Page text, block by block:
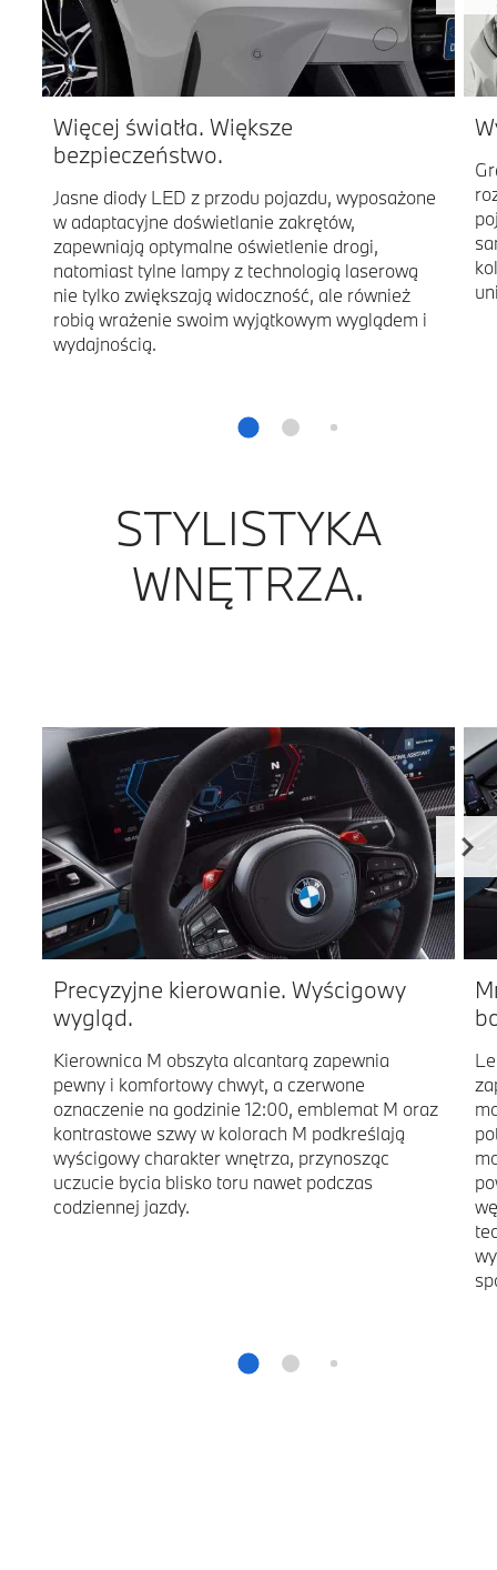
Więcej światła. Większe
bezpieczeństwo.
Jasne diody LED z przodu pojazdu, wyposażone
w adaptacyjne doświetlanie zakrętów,
zapewniają optymalne oświetlenie drogi,
natomiast tylne lampy z technologią laserową
nie tylko zwiększają widoczność, ale również
robią wrażenie swoim wyjątkowym wyglądem i
wydajnością.
STYLISTYKA
WNĘTRZA.
Precyzyjne kierowanie. Wyścigowy
wygląd.
Kierownica M obszyta alcantarą zapewnia
pewny i komfortowy chwyt, a czerwone
oznaczenie na godzinie 12:00, emblemat M oraz
kontrastowe szwy w kolorach M podkreślają
wyścigowy charakter wnętrza, przynosząc
uczucie bycia blisko toru nawet podczas
codziennej jazdy.